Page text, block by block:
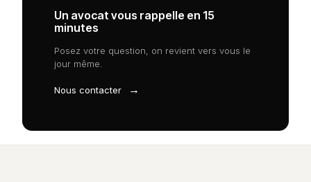
Un avocat vous rappelle en 15
minutes
Posez votre question, on revient vers vous le
jour même.
Nous contacter →